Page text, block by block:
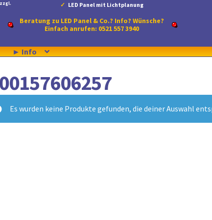
LED Panel mit Lichtplanung
Beratung zu LED Panel & Co.? Info? Wünsche?
Einfach anrufen: 0521 557 3940
► Info
Es wurden keine Produkte gefunden, die deiner Auswahl